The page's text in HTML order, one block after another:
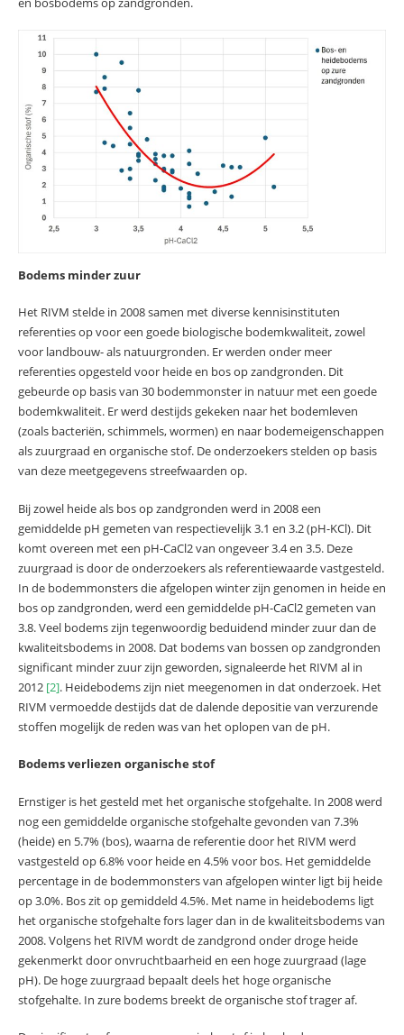
Bodems minder zuur
Het RIVM stelde in 2008 samen met diverse kennisinstituten
referenties op voor een goede biologische bodemkwaliteit, zowel
voor landbouw- als natuurgronden. Er werden onder meer
referenties opgesteld voor heide en bos op zandgronden. Dit
gebeurde op basis van 30 bodemmonster in natuur met een goede
bodemkwaliteit. Er werd destijds gekeken naar het bodemleven
(zoals bacteriën, schimmels, wormen) en naar bodemeigenschappen
als zuurgraad en organische stof. De onderzoekers stelden op basis
van deze meetgegevens streefwaarden op.
Bij zowel heide als bos op zandgronden werd in 2008 een
gemiddelde pH gemeten van respectievelijk 3.1 en 3.2 (pH-KCl). Dit
komt overeen met een pH-CaCl2 van ongeveer 3.4 en 3.5. Deze
zuurgraad is door de onderzoekers als referentiewaarde vastgesteld.
In de bodemmonsters die afgelopen winter zijn genomen in heide en
bos op zandgronden, werd een gemiddelde pH-CaCl2 gemeten van
3.8. Veel bodems zijn tegenwoordig beduidend minder zuur dan de
kwaliteitsbodems in 2008. Dat bodems van bossen op zandgronden
significant minder zuur zijn geworden, signaleerde het RIVM al in
2012 [2]. Heidebodems zijn niet meegenomen in dat onderzoek. Het
RIVM vermoedde destijds dat de dalende depositie van verzurende
stoffen mogelijk de reden was van het oplopen van de pH.
Bodems verliezen organische stof
Ernstiger is het gesteld met het organische stofgehalte. In 2008 werd
nog een gemiddelde organische stofgehalte gevonden van 7.3%
(heide) en 5.7% (bos), waarna de referentie door het RIVM werd
vastgesteld op 6.8% voor heide en 4.5% voor bos. Het gemiddelde
percentage in de bodemmonsters van afgelopen winter ligt bij heide
op 3.0%. Bos zit op gemiddeld 4.5%. Met name in heidebodems ligt
het organische stofgehalte fors lager dan in de kwaliteitsbodems van
2008. Volgens het RIVM wordt de zandgrond onder droge heide
gekenmerkt door onvruchtbaarheid en een hoge zuurgraad (lage
pH). De hoge zuurgraad bepaalt deels het hoge organische
stofgehalte. In zure bodems breekt de organische stof trager af.